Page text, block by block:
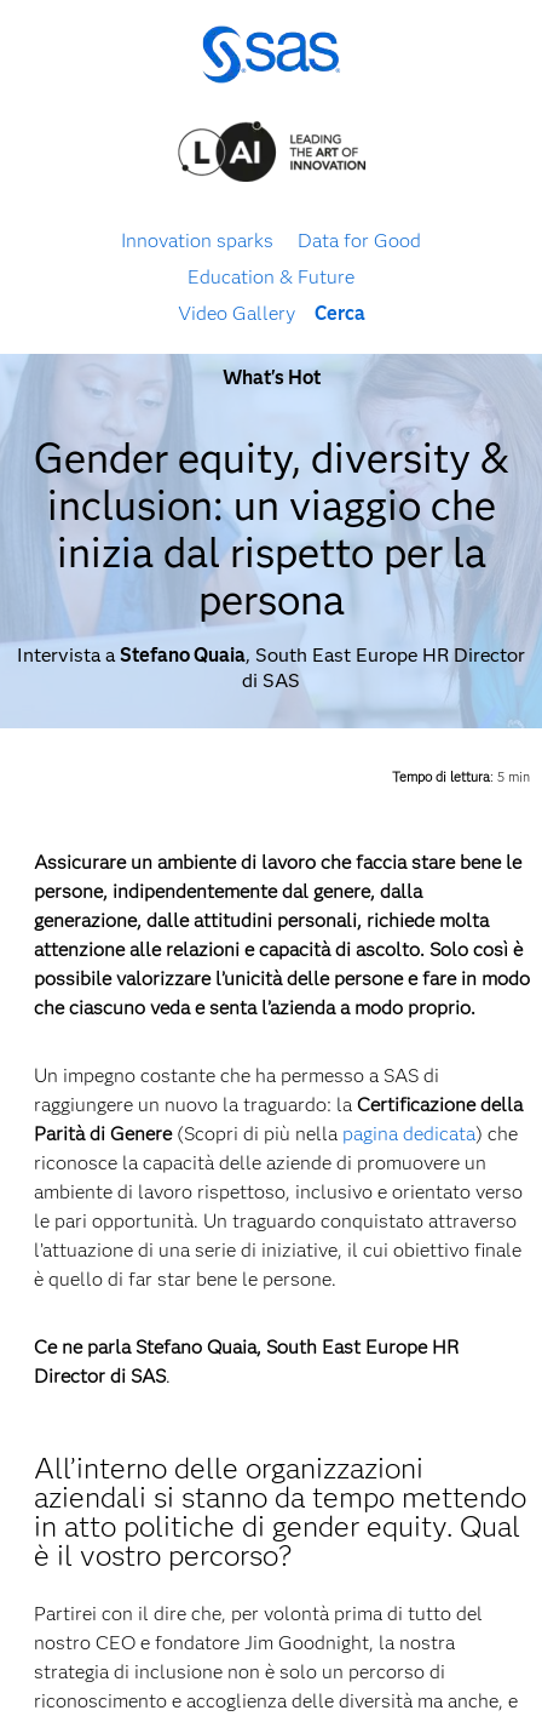
Innovation sparks
Data for Good
Education & Future
Video Gallery
Cerca
What's Hot
Gender equity, diversity &
inclusion: un viaggio che
inizia dal rispetto per la
persona
Intervista a Stefano Quaia, South East Europe HR Director
di SAS
Tempo di lettura: 5 min
Assicurare un ambiente di lavoro che faccia stare bene le
persone, indipendentemente dal genere, dalla
generazione, dalle attitudini personali, richiede molta
attenzione alle relazioni e capacità di ascolto. Solo così è
possibile valorizzare l’unicità delle persone e fare in modo
che ciascuno veda e senta l’azienda a modo proprio.
Un impegno costante che ha permesso a SAS di
raggiungere un nuovo la traguardo: la Certificazione della
Parità di Genere(Scopri di più nella pagina dedicata) che
riconosce la capacità delle aziende di promuovere un
ambiente di lavoro rispettoso, inclusivo e orientato verso
le pari opportunità. Un traguardo conquistato attraverso
l’attuazione di una serie di iniziative, il cui obiettivo finale
è quello di far star bene le persone.
Ce ne parla Stefano Quaia, South East Europe HR
Director di SAS.
All’interno delle organizzazioni
aziendali si stanno da tempo mettendo
in atto politiche di gender equity. Qual
è il vostro percorso?
Partirei con il dire che, per volontà prima di tutto del
nostro CEO e fondatore Jim Goodnight, la nostra
strategia di inclusione non è solo un percorso di
riconoscimento e accoglienza delle diversità ma anche, e